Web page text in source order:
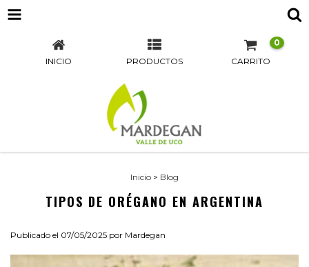
INICIO PRODUCTOS CARRITO
0
Inicio > Blog
TIPOS DE ORÉGANO EN ARGENTINA
Publicado el 07/05/2025 por Mardegan